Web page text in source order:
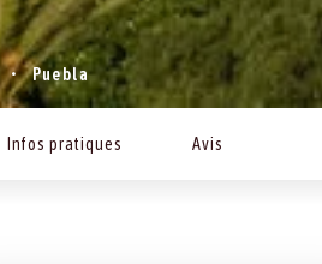
Puebla
Infos pratiques Avis